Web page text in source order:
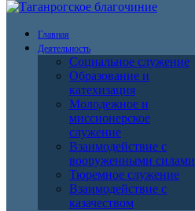
Главная
Деятельность
Социальное служение
Образование и
катехизация
Молодежное и
миссионерское
служение
Взаимодействие с
вооруженными силами
Тюремное служение
Взаимодействие с
казачеством